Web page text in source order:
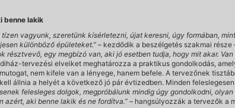
benne lakik
tízen vagyunk, szeretünk kísérletezni, újat keresni, úgy formában,
különböző épületeket.”– kezdődik a beszélgetés szakmai része
résztvevő, egy megbízó van, aki jó esetben tudja, hogy mit akar.
tervezési elveiket meghatározza a praktikus gondolkodás,
nem kifele van a lényege, hanem befele. A tervezőnek
állnia a helyét a következő jó pár évtizedben. Minden
felesleges dolgok, megpróbálunk mindig úgy gondolkodni,
azért, aki benne lakik és ne fordítva.” – hangsúlyozzák a tervezők a